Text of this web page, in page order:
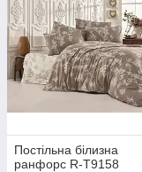
Постільна білизна
ранфорс R-T9158